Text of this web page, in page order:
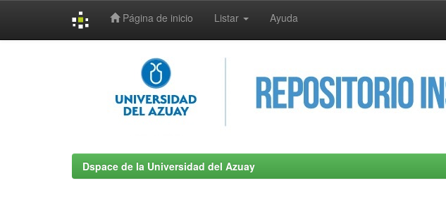
Página de inicio Listar Ayuda
Dspace de la Universidad del Azuay